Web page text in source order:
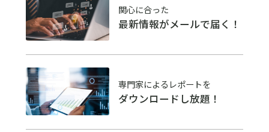
関心に合った
最新情報がメールで届く！
専門家によるレポートを
ダウンロードし放題！